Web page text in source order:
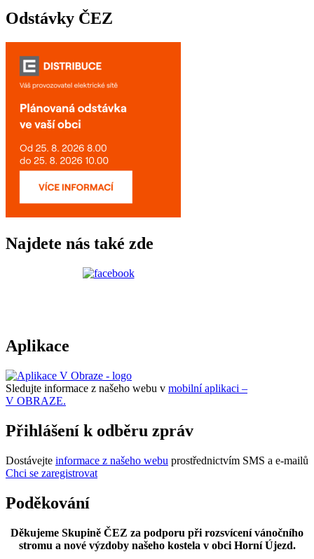
Odstávky ČEZ
Najdete nás také zde
Aplikace
Sledujte informace z našeho webu v mobilní aplikaci –
V OBRAZE.
Přihlášení k odběru zpráv
Dostávejte informace z našeho webu prostřednictvím SMS a e-mailů
Chci se zaregistrovat
Poděkování
Děkujeme Skupině ČEZ za podporu při rozsvícení vánočního
stromu a nové výzdoby našeho kostela v obci Horní Újezd.